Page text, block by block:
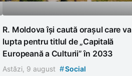
R. Moldova își caută orașul care va
lupta pentru titlul de „Capitală
Europeană a Culturii” în 2033
Astăzi, 9 august #Social